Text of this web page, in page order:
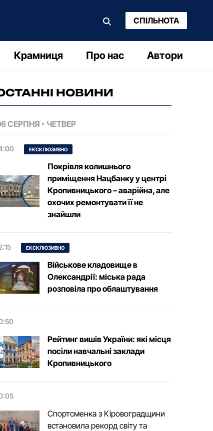
СПІЛЬНОТА
Крамниця Про нас Автори
НОВИНИ
СЕРПНЯ ЧЕТВЕР
ЕКСКЛЮЗИВНО
Покрівля колишнього
приміщення Нацбанку у центрі
Кропивницького – аварійна, але
охочих ремонтувати її не
знайшли
ЕКСКЛЮЗИВНО
Військове кладовище в
Олександрії: міська рада
розповіла про облаштування
Рейтинг вишів України: які місця
посіли навчальні заклади
Кропивницького
Спортсменка з Кіровоградщини
встановила рекорд світу та